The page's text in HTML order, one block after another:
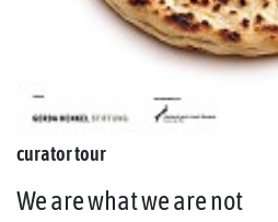
curator tour
We are what we are not